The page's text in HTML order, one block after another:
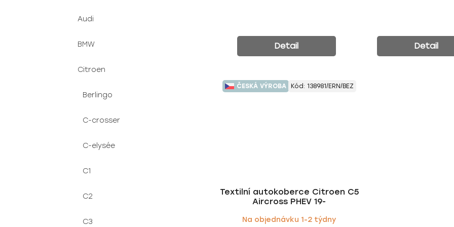
Audi
BMW
Citroen
Berlingo
C-crosser
C-elysée
C1
C2
C3
Detail Detail
ČESKÁ VÝROBA
Textilní autokoberce Citroen C5
Aircross PHEV 19-
Na objednávku 1-2 týdny
Kód: 138981/ERN/BEZ